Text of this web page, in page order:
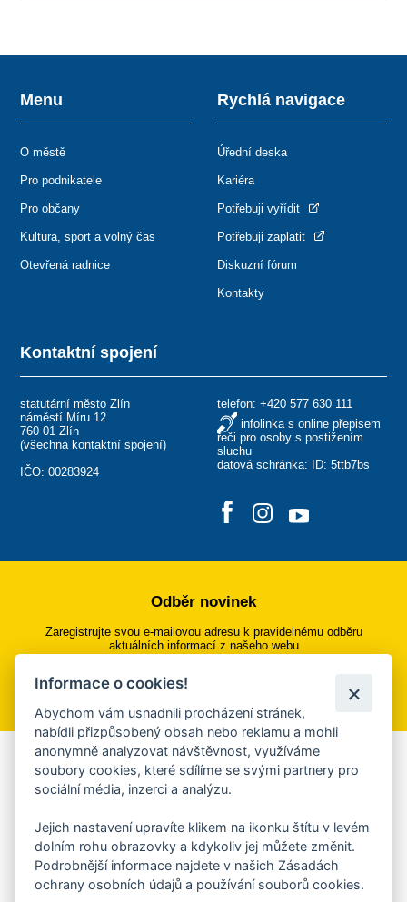
Kontaktní spojení
statutární město Zlín
náměstí Míru 12
760 01 Zlín
(všechna kontaktní spojení)
IČO: 00283924
telefon: +420 577 630 111
infolinka s online přepisem
řeči pro osoby s postižením
sluchu
datová schránka: ID: 5ttb7bs
Menu
O městě
Pro podnikatele
Pro občany
Kultura, sport a volný čas
Otevřená radnice
Rychlá navigace
Úřední deska
Kariéra
Potřebuji vyřídit
Potřebuji zaplatit
Diskuzní fórum
Kontakty
Odběr novinek
Zaregistrujte svou e-mailovou adresu k pravidelnému odběru
aktuálních informací z našeho webu
Přihlásit se k odběru
Aplikace Mobilní rozhlas
Chcete dostávat do svého mobilu či mailu upozornění na
ankety, pozvánky na kulturní a sportovní akce?
Více informací o aplikaci
Informace o cookies!
Abychom vám usnadnili procházení stránek,
nabídli přizpůsobený obsah nebo reklamu a mohli
anonymně analyzovat návštěvnost, využíváme
soubory cookies, které sdílíme se svými partnery pro
sociální média, inzerci a analýzu.
Jejich nastavení upravíte klikem na ikonku štítu v levém
dolním rohu obrazovky a kdykoliv jej můžete změnit.
Podrobnější informace najdete v našich Zásadách
ochrany osobních údajů a používání souborů cookies.